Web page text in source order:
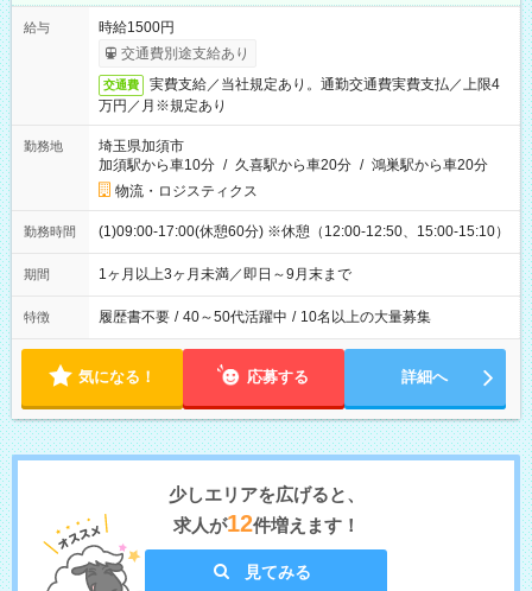
給与
時給1500円
交通費別途支給あり
交通費
実費支給／当社規定あり。通勤交通費実費支払／上限4
万円／月※規定あり
勤務地
埼玉県加須市
加須駅から車10分 / 久喜駅から車20分 / 鴻巣駅から車20分
物流・ロジスティクス
勤務時間 (1)09:00-17:00(休憩60分) ※休憩（12:00-12:50、15:00-15:10）
期間 1ヶ月以上3ヶ月未満／即日～9月末まで
特徴 履歴書不要 / 40～50代活躍中 / 10名以上の大量募集
気になる！ 応募する 詳細へ
少しエリアを広げると、
求人が12件増えます！
見てみる